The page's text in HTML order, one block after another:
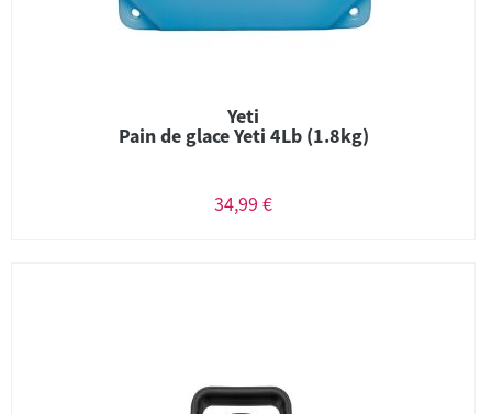
Yeti
Pain de glace Yeti 4Lb (1.8kg)
34,99 €